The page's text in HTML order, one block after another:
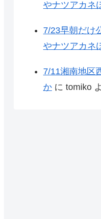
やナツアカネ
7/23早朝だけ
やナツアカネ
7/11湘南地区
か に tomiko